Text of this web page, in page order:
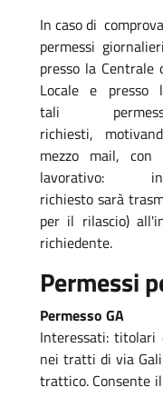
In caso di
permessi
presso la Centrale
Locale e presso
tali
richiesti,
mezzo mail,
lavorativo:
richiesto sarà
per il rilascio)
richiedente.
Permessi
Permesso GA
Interessati:
nei tratti di via
trattico. Consente